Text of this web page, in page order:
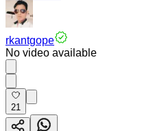
rkantgope
No video available
21